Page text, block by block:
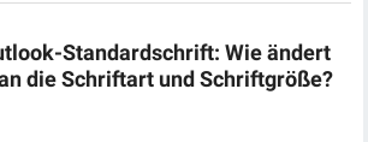
Standardschrift: Wie ändert
die Schriftart und Schriftgröße?